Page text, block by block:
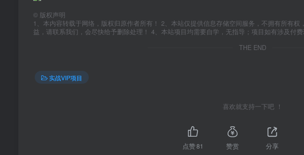
© 版权声明
1、本内容转载于网络，版权归原作者所有！ 2、本站仅提供信息存储空间服务，不拥有所有
益，请联系我们，会尽快给予删除处理！ 4、本站项目均需要自学，无指导；项目如有涉及付
THE END
实战VIP项目
喜欢就支持一下吧 ！
点赞81 赞赏 分享